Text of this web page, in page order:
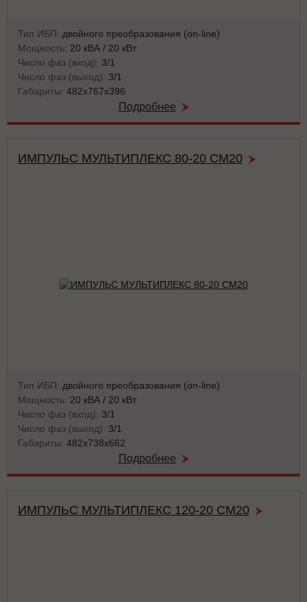
Тип ИБП: двойного преобразования (on-line)
Мощность: 20 кВА / 20 кВт
Число фаз (вход): 3/1
Число фаз (выход): 3/1
Габариты: 482х767х396
Подробнее
ИМПУЛЬС МУЛЬТИПЛЕКС 80-20 СМ20
Тип ИБП: двойного преобразования (on-line)
Мощность: 20 кВА / 20 кВт
Число фаз (вход): 3/1
Число фаз (выход): 3/1
Габариты: 482х738х662
Подробнее
ИМПУЛЬС МУЛЬТИПЛЕКС 120-20 СМ20